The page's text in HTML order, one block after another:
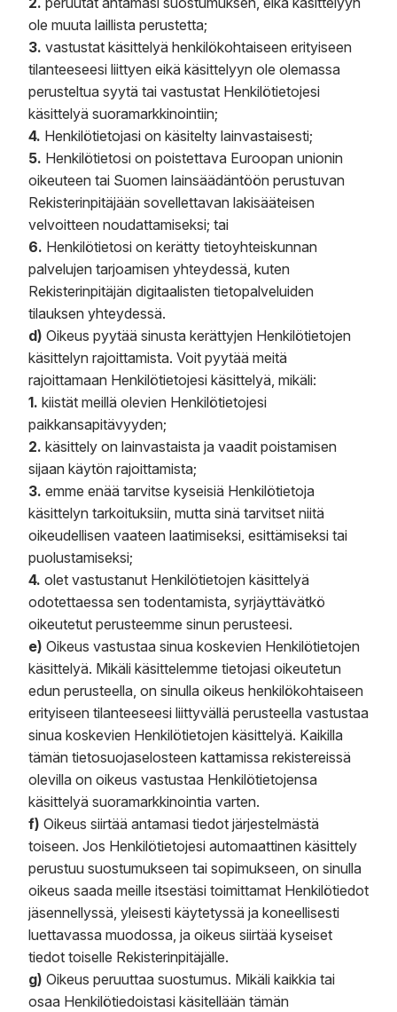
ole muuta laillista perustetta;
3. vastustat käsittelyä henkilökohtaiseen erityiseen
tilanteeseesi liittyen eikä käsittelyyn ole olemassa
perusteltua syytä tai vastustat Henkilötietojesi
käsittelyä suoramarkkinointiin;
4. Henkilötietojasi on käsitelty lainvastaisesti;
5. Henkilötietosi on poistettava Euroopan unionin
oikeuteen tai Suomen lainsäädäntöön perustuvan
Rekisterinpitäjään sovellettavan lakisääteisen
velvoitteen noudattamiseksi; tai
6. Henkilötietosi on kerätty tietoyhteiskunnan
palvelujen tarjoamisen yhteydessä, kuten
Rekisterinpitäjän digitaalisten tietopalveluiden
tilauksen yhteydessä.
d) Oikeus pyytää sinusta kerättyjen Henkilötietojen
käsittelyn rajoittamista. Voit pyytää meitä
rajoittamaan Henkilötietojesi käsittelyä, mikäli:
1. kiistät meillä olevien Henkilötietojesi
paikkansapitävyyden;
2. käsittely on lainvastaista ja vaadit poistamisen
sijaan käytön rajoittamista;
3. emme enää tarvitse kyseisiä Henkilötietoja
käsittelyn tarkoituksiin, mutta sinä tarvitset niitä
oikeudellisen vaateen laatimiseksi, esittämiseksi tai
puolustamiseksi;
4. olet vastustanut Henkilötietojen käsittelyä
odotettaessa sen todentamista, syrjäyttävätkö
oikeutetut perusteemme sinun perusteesi.
e) Oikeus vastustaa sinua koskevien Henkilötietojen
käsittelyä. Mikäli käsittelemme tietojasi oikeutetun
edun perusteella, on sinulla oikeus henkilökohtaiseen
erityiseen tilanteeseesi liittyvällä perusteella vastustaa
sinua koskevien Henkilötietojen käsittelyä. Kaikilla
tämän tietosuojaselosteen kattamissa rekistereissä
olevilla on oikeus vastustaa Henkilötietojensa
käsittelyä suoramarkkinointia varten.
f) Oikeus siirtää antamasi tiedot järjestelmästä
toiseen. Jos Henkilötietojesi automaattinen käsittely
perustuu suostumukseen tai sopimukseen, on sinulla
oikeus saada meille itsestäsi toimittamat Henkilötiedot
jäsennellyssä, yleisesti käytetyssä ja koneellisesti
luettavassa muodossa, ja oikeus siirtää kyseiset
tiedot toiselle Rekisterinpitäjälle.
g) Oikeus peruuttaa suostumus. Mikäli kaikkia tai
osaa Henkilötiedoistasi käsitellään tämän